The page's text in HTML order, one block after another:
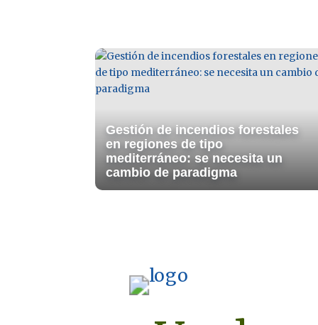
Gestión de incendios forestales
en regiones de tipo
mediterráneo: se necesita un
cambio de paradigma